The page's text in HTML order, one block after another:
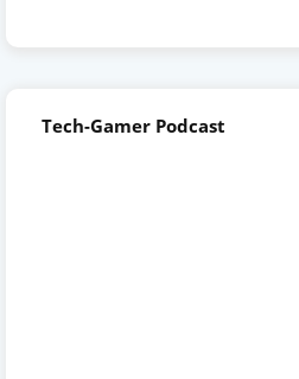
Tech-Gamer Podcast